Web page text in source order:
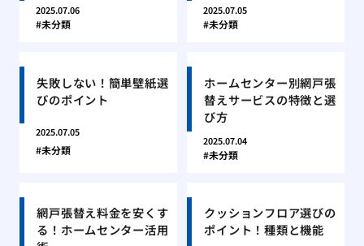
2025.07.06
未分類
2025.07.05
未分類
失敗しない！簡単壁紙選
びのポイント
2025.07.05
未分類
ホームセンター別網戸張
替えサービスの特徴と選
び方
2025.07.04
未分類
網戸張替え料金を安くす
る！ホームセンター活用
クッションフロア選びの
ポイント！種類と機能